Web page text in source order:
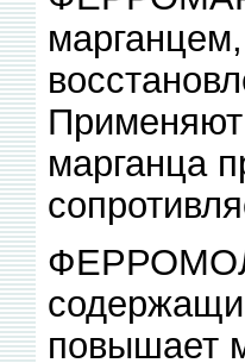
Применяют
марганца
повышает